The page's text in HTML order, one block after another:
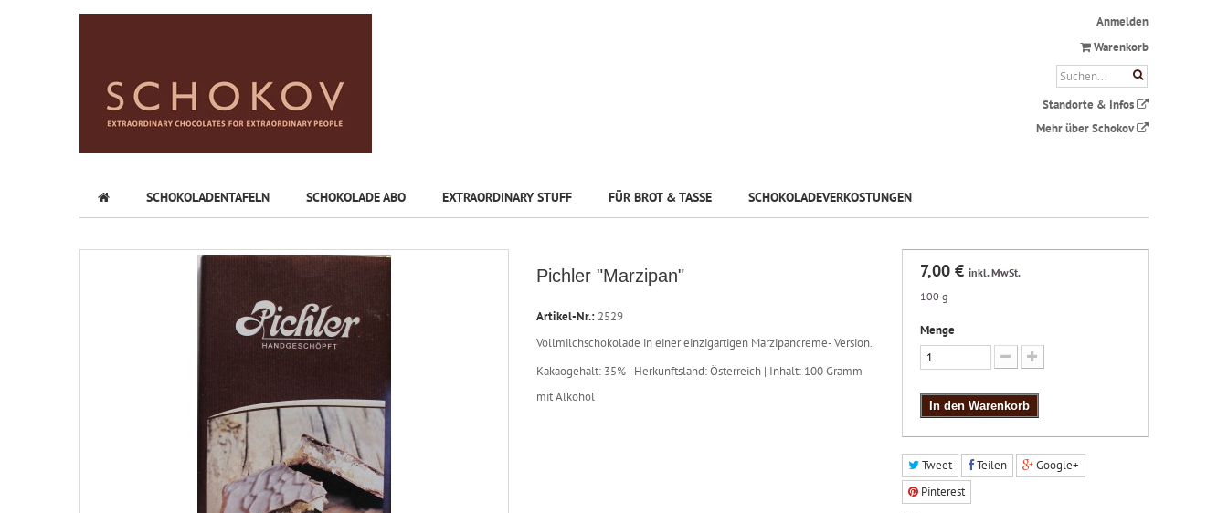
Anmelden
Warenkorb
Standorte & Infos
Mehr über Schokov
SCHOKOLADENTAFELN SCHOKOLADE ABO EXTRAORDINARY STUFF FÜR BROT & TASSE SCHOKOLADEVERKOSTUNGEN
Pichler "Marzipan"
Artikel-Nr.: 2529
Vollmilchschokolade in einer einzigartigen Marzipancreme- Version.
Kakaogehalt: 35% | Herkunftsland: Österreich | Inhalt: 100 Gramm
mit Alkohol
7,00 € inkl. MwSt.
100 g
Menge
In den Warenkorb
Tweet Teilen
Google+
Pinterest